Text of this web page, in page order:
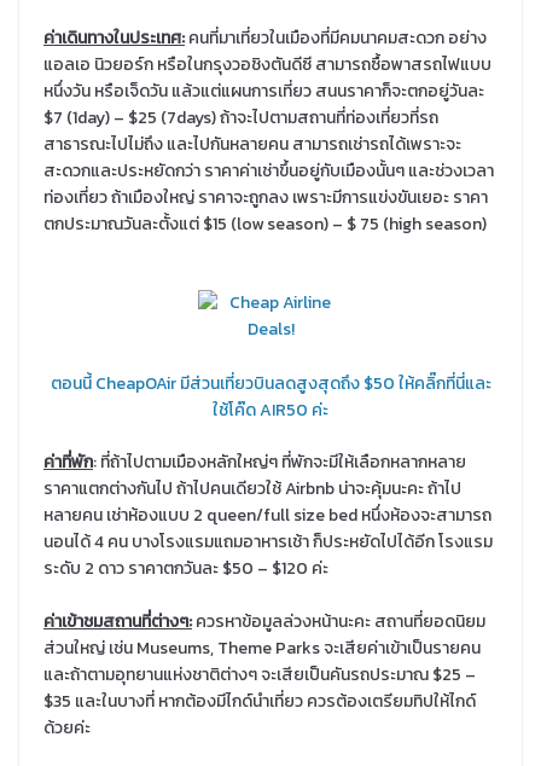
ค่าเดินทางในประเทศ:คนที่มาเที่ยวในเมืองที่มีคมนาคมสะดวก อย่าง
แอลเอ นิวยอร์ก หรือในกรุงวอชิงตันดีซี สามารถซื้อพาสรถไฟแบบ
หนึ่งวัน หรือเจ็ดวัน แล้วแต่แผนการเที่ยว สนนราคาก็จะตกอยู่วันละ
$7 (1day) – $25 (7days) ถ้าจะไปตามสถานที่ท่องเที่ยวที่รถ
สาธารณะไปไม่ถึง และไปกันหลายคน สามารถเช่ารถได้เพราะจะ
สะดวกและประหยัดกว่า ราคาค่าเช่าขึ้นอยู่กับเมืองนั้นๆ และช่วงเวลา
ท่องเที่ยว ถ้าเมืองใหญ่ ราคาจะถูกลง เพราะมีการแข่งขันเยอะ ราคา
ตกประมาณวันละตั้งแต่ $15 (low season) – $ 75 (high season)
ตอนนี้ CheapOAir มีส่วนเที่ยวบินลดสูงสุดถึง $50 ให้คลิ๊กที่นี่และ
ใช้โค๊ด AIR50 ค่ะ
ค่าที่พัก: ที่ถ้าไปตามเมืองหลักใหญ่ๆ ที่พักจะมีให้เลือกหลากหลาย
ราคาแตกต่างกันไป ถ้าไปคนเดียวใช้ Airbnb น่าจะคุ้มนะคะ ถ้าไป
หลายคน เช่าห้องแบบ 2 queen/full size bed หนึ่งห้องจะสามารถ
นอนได้ 4 คน บางโรงแรมแถมอาหารเช้า ก็ประหยัดไปได้อีก โรงแรม
ระดับ 2 ดาว ราคาตกวันละ $50 – $120 ค่ะ
ค่าเข้าชมสถานที่ต่างๆ:ควรหาข้อมูลล่วงหน้านะคะ สถานที่ยอดนิยม
ส่วนใหญ่ เช่น Museums, Theme Parks จะเสียค่าเข้าเป็นรายคน
และถ้าตามอุทยานแห่งชาติต่างๆ จะเสียเป็นคันรถประมาณ $25 –
$35 และในบางที่ หากต้องมีไกด์นำเที่ยว ควรต้องเตรียมทิปให้ไกด์
ด้วยค่ะ